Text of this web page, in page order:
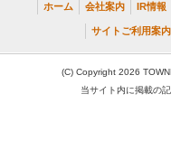
ホーム 会社案内 IR情報
サイトご利用案内
(C) Copyright 2026
当サイト内に掲載の